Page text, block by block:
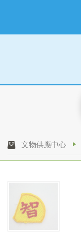
文物供應中心